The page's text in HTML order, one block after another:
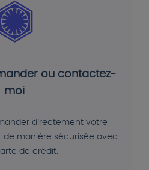
ou contactez-
moi
directement votre
de manière sécurisée avec
de crédit.